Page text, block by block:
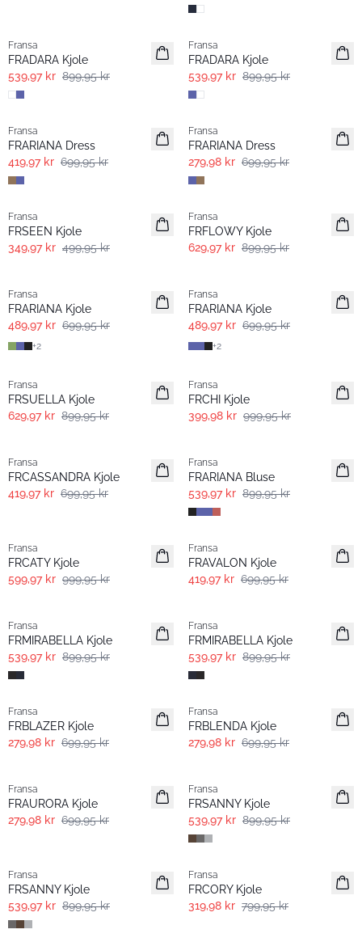
Extended size
Fransa
FRADARA Kjole
539,97 kr 899,95 kr
Extended size
- 40% | Salg
Fransa
FRADARA Kjole
539,97 kr 899,95 kr
- 40% | Salg
Fransa
FRARIANA Dress
419,97 kr 699,95 kr
- 60% | Salg
Fransa
FRARIANA Dress
279,98 kr 699,95 kr
Extended size
-30%
Fransa
FRSEEN Kjole
349,97 kr 499,95 kr
-30%
Fransa
FRFLOWY Kjole
629,97 kr 899,95 kr
Extended size
Fransa
FRARIANA Kjole
489,97 kr 699,95 kr
+2
Extended size
Fransa
FRARIANA Kjole
489,97 kr 699,95 kr
+2
Fransa
FRSUELLA Kjole
629,97 kr 899,95 kr
Fransa
FRCHI Kjole
399,98 kr 999,95 kr
Fransa
FRCASSANDRA Kjole
419,97 kr 699,95 kr
Extended size
Fransa
FRARIANA Bluse
539,97 kr 899,95 kr
Fransa
FRCATY Kjole
599,97 kr 999,95 kr
- 40% | Salg
Fransa
FRAVALON Kjole
419,97 kr 699,95 kr
Extended size
Fransa
FRMIRABELLA Kjole
539,97 kr 899,95 kr
Extended size
Fransa
FRMIRABELLA Kjole
539,97 kr 899,95 kr
- 60% | Salg
Fransa
FRBLAZER Kjole
279,98 kr 699,95 kr
- 60% | Salg
Fransa
FRBLENDA Kjole
279,98 kr 699,95 kr
Fransa
FRAURORA Kjole
279,98 kr 699,95 kr
Fransa
FRSANNY Kjole
539,97 kr 899,95 kr
Fransa
FRSANNY Kjole
539,97 kr 899,95 kr
Extended size
- 60% | Salg
Fransa
FRCORY Kjole
319,98 kr 799,95 kr
- 60% | Salg